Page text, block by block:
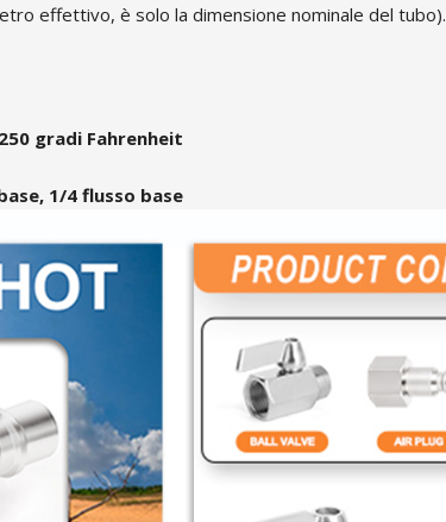
effettivo, è solo la dimensione nominale del tubo).
gradi Fahrenheit
1/4 flusso base